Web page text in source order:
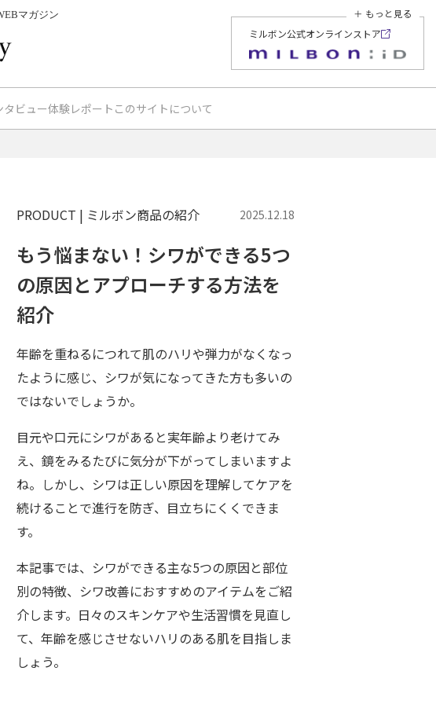
マガジン
ミルボン公式オンラインストア
タビュー体験レポート このサイトについて
＋ もっと見る
PRODUCT | ミルボン商品の紹介 2025.12.18
もう悩まない！シワができる5つ
の原因とアプローチする方法を
紹介
年齢を重ねるにつれて肌のハリや弾力がなくなっ
たように感じ、シワが気になってきた方も多いの
ではないでしょうか。
目元や口元にシワがあると実年齢より老けてみ
え、鏡をみるたびに気分が下がってしまいますよ
ね。しかし、シワは正しい原因を理解してケアを
続けることで進行を防ぎ、目立ちにくくできま
す。
本記事では、シワができる主な5つの原因と部位
別の特徴、シワ改善におすすめのアイテムをご紹
介します。日々のスキンケアや生活習慣を見直し
て、年齢を感じさせないハリのある肌を目指しま
しょう。